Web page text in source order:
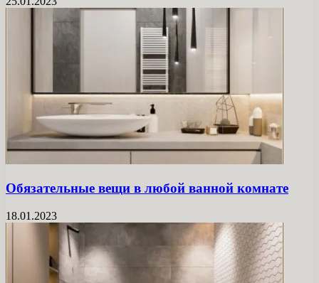
Обязательные вещи в любой ванной комнате
18.01.2023